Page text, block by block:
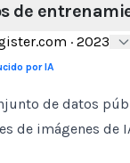
de
· 2023
por IA
de datos
de imágenes de